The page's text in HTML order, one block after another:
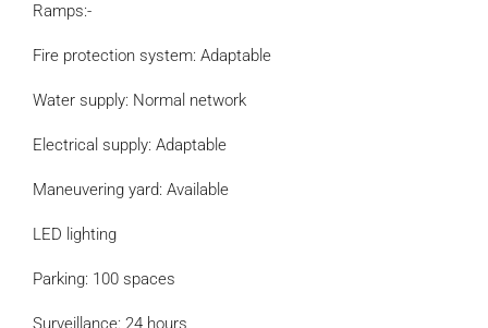
Ramps:-
Fire protection system: Adaptable
Water supply: Normal network
Electrical supply: Adaptable
Maneuvering yard: Available
LED lighting
Parking: 100 spaces
Surveillance: 24 hours